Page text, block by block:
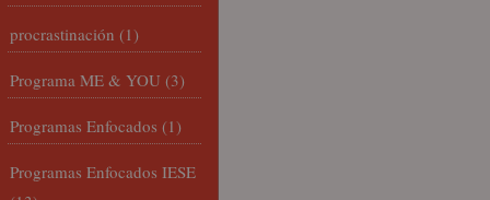
procrastinación (1)
Programa ME & YOU (3)
Programas Enfocados (1)
Programas Enfocados IESE